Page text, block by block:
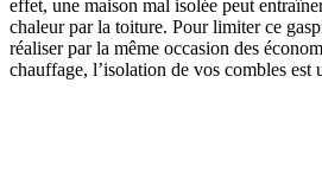
effet, une maison mal isolée peut
chaleur par la toiture. Pour limiter ce
réaliser par la même occasion des
chauffage, l’isolation de vos combles est